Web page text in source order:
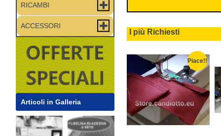
RICAMBI
ACCESSORI
Articoli in Galleria
I più Richiesti